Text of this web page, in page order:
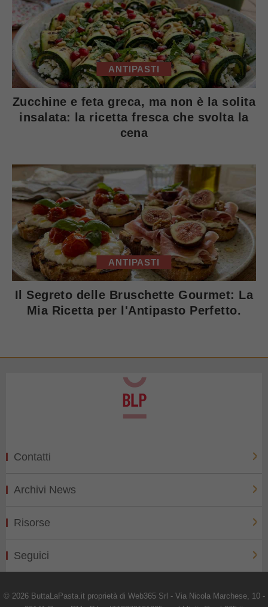
ANTIPASTI
Zucchine e feta greca, ma non è la solita
insalata: la ricetta fresca che svolta la
cena
ANTIPASTI
Il Segreto delle Bruschette Gourmet: La
Mia Ricetta per l'Antipasto Perfetto.
Contatti
Archivi News
Risorse
Seguici
© 2026 ButtaLaPasta.it proprietà di Web365 Srl - Via Nicola Marchese, 10 -